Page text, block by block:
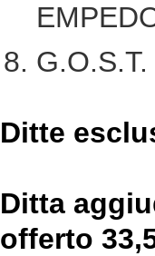
Ditte
Ditta
offerto